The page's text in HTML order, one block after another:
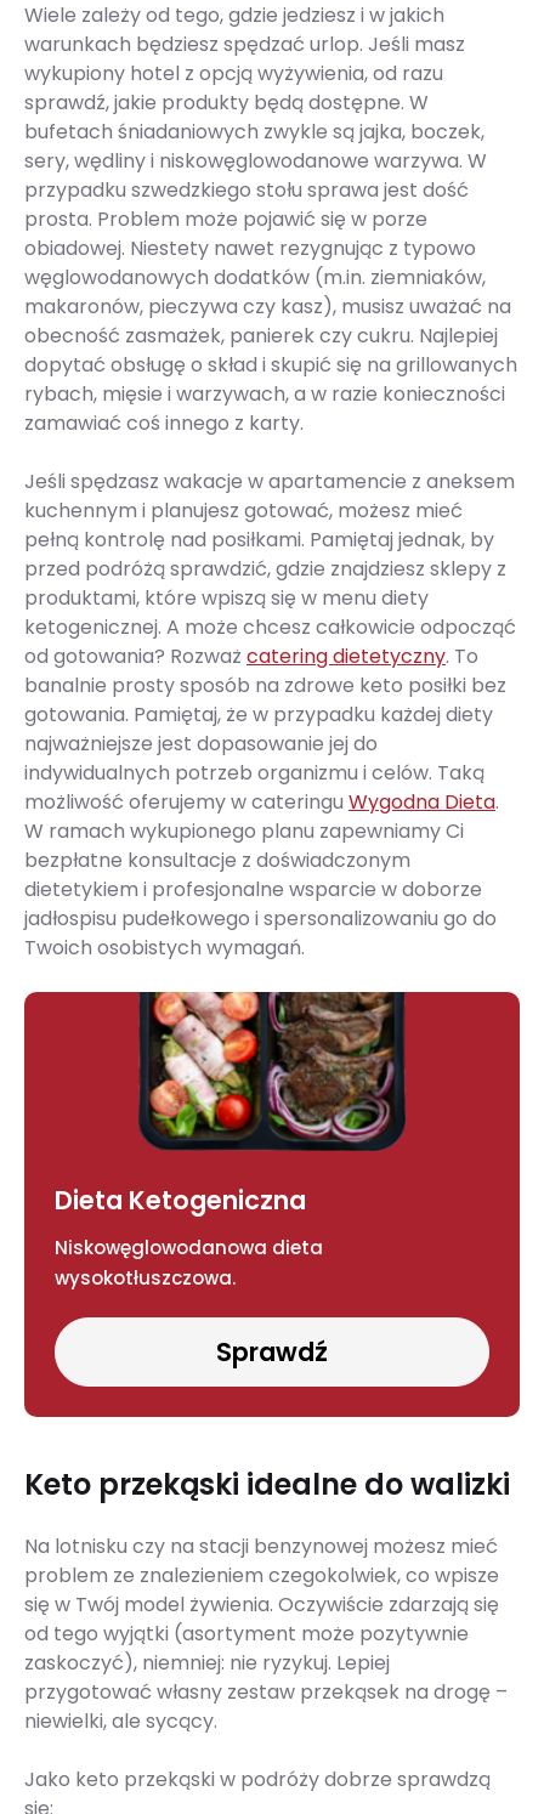
Wiele zależy od tego, gdzie jedziesz i w jakich
warunkach będziesz spędzać urlop. Jeśli masz
wykupiony hotel z opcją wyżywienia, od razu
sprawdź, jakie produkty będą dostępne. W
bufetach śniadaniowych zwykle są jajka, boczek,
sery, wędliny i niskowęglowodanowe warzywa. W
przypadku szwedzkiego stołu sprawa jest dość
prosta. Problem może pojawić się w porze
obiadowej. Niestety nawet rezygnując z typowo
węglowodanowych dodatków (m.in. ziemniaków,
makaronów, pieczywa czy kasz), musisz uważać na
obecność zasmażek, panierek czy cukru. Najlepiej
dopytać obsługę o skład i skupić się na grillowanych
rybach, mięsie i warzywach, a w razie konieczności
zamawiać coś innego z karty.
Jeśli spędzasz wakacje w apartamencie z aneksem
kuchennym i planujesz gotować, możesz mieć
pełną kontrolę nad posiłkami. Pamiętaj jednak, by
przed podróżą sprawdzić, gdzie znajdziesz sklepy z
produktami, które wpiszą się w menu diety
ketogenicznej. A może chcesz całkowicie odpocząć
od gotowania? Rozważ catering dietetyczny. To
banalnie prosty sposób na zdrowe keto posiłki bez
gotowania. Pamiętaj, że w przypadku każdej diety
najważniejsze jest dopasowanie jej do
indywidualnych potrzeb organizmu i celów. Taką
możliwość oferujemy w cateringu Wygodna Dieta.
W ramach wykupionego planu zapewniamy Ci
bezpłatne konsultacje z doświadczonym
dietetykiem i profesjonalne wsparcie w doborze
jadłospisu pudełkowego i spersonalizowaniu go do
Twoich osobistych wymagań.
Dieta Ketogeniczna
Niskowęglowodanowa dieta
wysokotłuszczowa.
Sprawdź
Keto przekąski idealne do walizki
Na lotnisku czy na stacji benzynowej możesz mieć
problem ze znalezieniem czegokolwiek, co wpisze
się w Twój model żywienia. Oczywiście zdarzają się
od tego wyjątki (asortyment może pozytywnie
zaskoczyć), niemniej: nie ryzykuj. Lepiej
przygotować własny zestaw przekąsek na drogę –
niewielki, ale sycący.
Jako keto przekąski w podróży dobrze sprawdzą